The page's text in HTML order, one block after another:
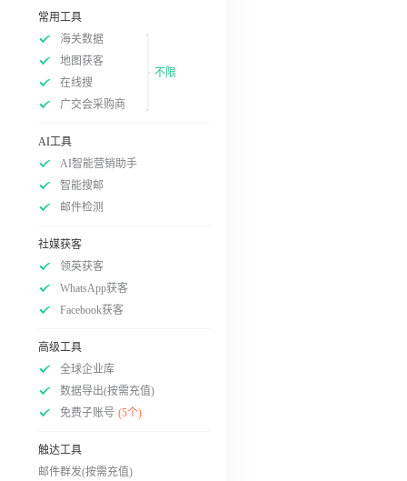
常用工具
海关数据
地图获客
在线搜
广交会采购商
不限
AI工具
AI智能营销助手
智能搜邮
邮件检测
社媒获客
领英获客
WhatsApp获客
Facebook获客
高级工具
全球企业库
数据导出(按需充值)
免费子账号 (5个)
触达工具
邮件群发(按需充值)